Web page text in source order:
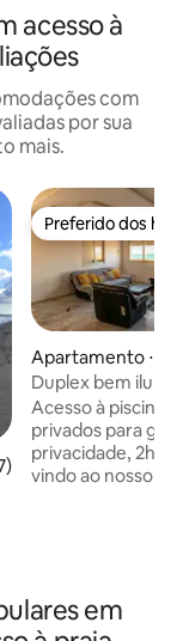
acesso à
com
por sua
mais.
avaliação média
Preferido dos
Preferido dos
Apartamento ⋅
Duplex bem
piscina, a uma
Acesso à piscina
privados para
privacidade, 2h/
vindo ao nosso
perfeito para
beira-mar, a
em